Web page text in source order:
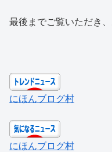
最後までご覧いただき
にほんブログ村
にほんブログ村